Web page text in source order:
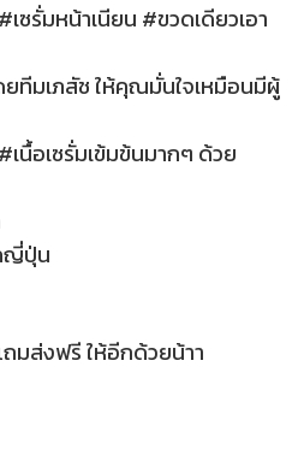
ซรั่มหน้าเนียน #ขวดเดียวเอา
ทีมเภสัช ให้คุณมั่นใจเหมือนมีผู้
นื้อเซรั่มเข้มข้นมากๆ ด้วย
ญี่ปุ่น
มส่งฟรี ให้อีกด้วยน้าา